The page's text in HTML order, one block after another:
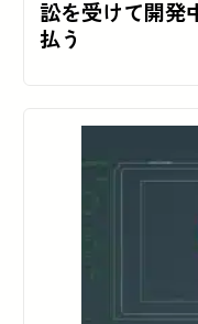
訟を受けて開発
払う